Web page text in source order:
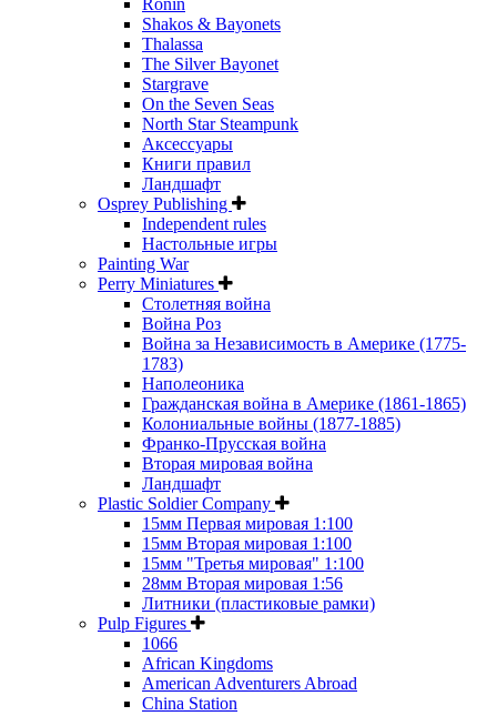
Ronin
Shakos & Bayonets
Thalassa
The Silver Bayonet
Stargrave
On the Seven Seas
North Star Steampunk
Аксессуары
Книги правил
Ландшафт
Osprey Publishing
Independent rules
Настольные игры
Painting War
Perry Miniatures
Столетняя война
Война Роз
Война за Независимость в Америке (1775-
1783)
Наполеоника
Гражданская война в Америке (1861-1865)
Колониальные войны (1877-1885)
Франко-Прусская война
Вторая мировая война
Ландшафт
Plastic Soldier Company
15мм Первая мировая 1:100
15мм Вторая мировая 1:100
15мм "Третья мировая" 1:100
28мм Вторая мировая 1:56
Литники (пластиковые рамки)
Pulp Figures
1066
African Kingdoms
American Adventurers Abroad
China Station